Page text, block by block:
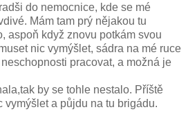
do nemocnice, kde se mé
Mám tam prý nějakou tu
aspoň když znovu potkám svou
nic vymýšlet, sádra na mé ruce
pracovat, a možná je
by se tohle nestalo. Příště
vymýšlet a půjdu na tu brigádu.